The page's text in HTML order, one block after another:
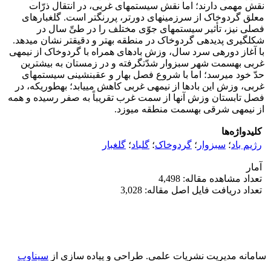
نقش مهمی دارند؛ اما نقش سیستم‎های غربی، در انتقال ذرّات
معلق گردوخاک از سرزمین‎های دورتر، پررنگ‎تر است. گل‎غبارهای
فصلی نیز، تأثیر سیستم‎های جوّی مختلف را در طیِّ سال در
شکل‎گیری پدیده‎ی گردوخاک در منطقه بهتر و دقیق‎تر نشان می‎دهد.
با آغاز دوره‎ی سرد سال، وزش بادهای همراه با گردوخاک از نیمه‎ی
غربی به‎سمت شهر سبزوار شدّت‎گرفته و در زمستان به بیشترین
حدّ خود می‎رسد؛ اما با شروع فصل بهار و عقب‎نشینی سیستم‎های
غربی، وزش این بادها از نیمه‎ی غربی کاهش می‎یابد؛ به‎طوری‎که، در
فصل تابستان وزش آنها از سمت غرب تقریباً به صفر رسیده و همه
از نیمه‎ی شرقی به‎سمت منطقه می‎وزد.
کلیدواژه‌ها
رژیم باد؛ سبزوار ؛ گردوخاک؛ گلباد؛ گل‎غبار
آمار
تعداد مشاهده مقاله: 4,498
تعداد دریافت فایل اصل مقاله: 3,028
سامانه مدیریت نشریات علمی. طراحی و پیاده سازی از سیناوب